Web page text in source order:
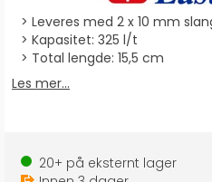
Leveres med 2 x 10 mm
Kapasitet: 325 l/t
Total lengde: 15,5 cm
Les mer...
20+ på eksternt lager